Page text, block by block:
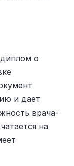
о
и дает
врача-
на